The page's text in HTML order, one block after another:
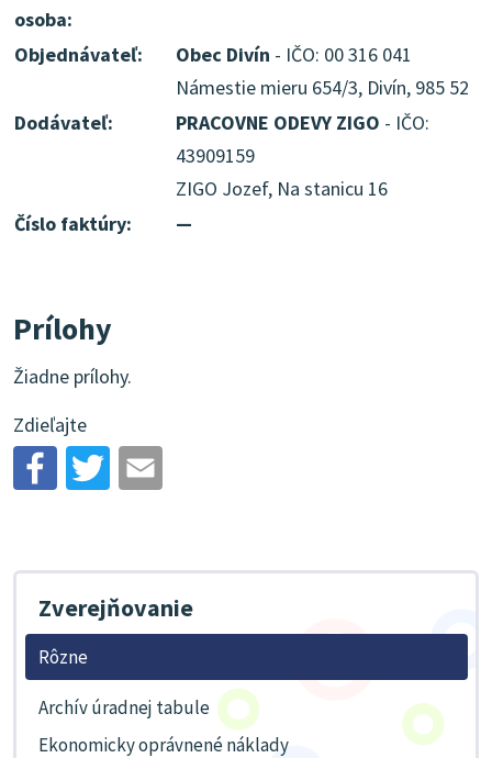
osoba:
Objednávateľ: Obec Divín - IČO: 00 316 041
Námestie mieru 654/3, Divín, 985 52
Dodávateľ:
PRACOVNE ODEVY ZIGO - IČO:
43909159
ZIGO Jozef, Na stanicu 16
Číslo faktúry:
—
Prílohy
Žiadne prílohy.
Zdieľajte
Zverejňovanie
Rôzne
Archív úradnej tabule
Ekonomicky oprávnené náklady